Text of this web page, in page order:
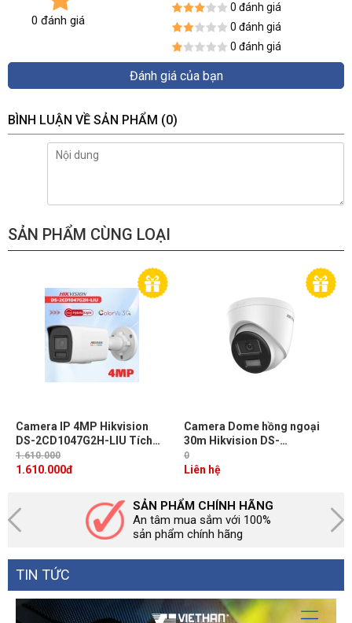
0 đánh giá
0 đánh giá
0 đánh giá
0 đánh giá
Đánh giá của bạn
BÌNH LUẬN VỀ SẢN PHẨM (0)
SẢN PHẨM CÙNG LOẠI
Camera IP 4MP Hikvision
DS-2CD1047G2H-LIU Tích
hợp Mic, Ánh sáng trắng & IR
30m, ColorVu ghi hình có
1.610.000
1.610.000đ
Camera Dome hồng ngoại
30m Hikvision DS-
2CD1343G2-LIUF/SL 4MP,
WDR 120dB, đàm thoại 2
0
Liên hệ
SẢN PHẨM CHÍNH HÃNG
An tâm mua sắm với 100%
sản phẩm chính hãng
TIN TỨC